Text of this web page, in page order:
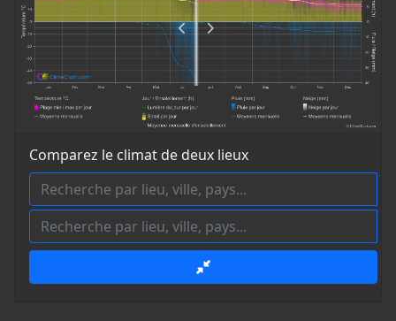
Comparez le climat de deux lieux